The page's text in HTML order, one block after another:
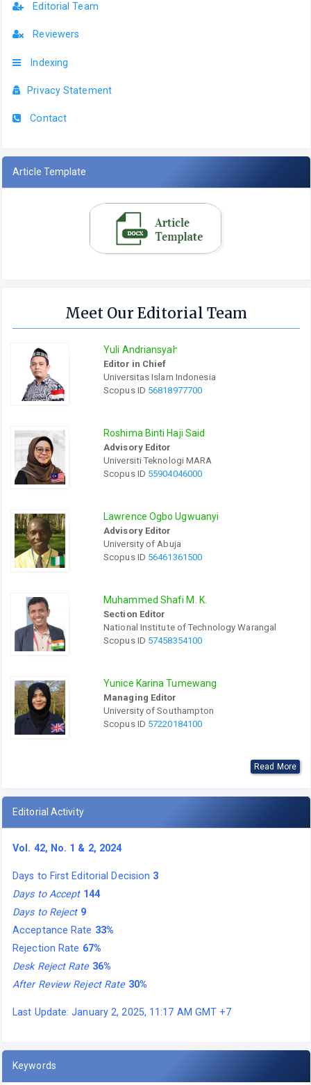
Editorial Team
Reviewers
Indexing
Privacy Statement
Contact
Article Template
Meet Our Editorial Team
Yuli Andriansyah
Editor in Chief
Universitas Islam Indonesia
Scopus ID 56818977700
Roshima Binti Haji Said
Advisory Editor
Universiti Teknologi MARA
Scopus ID 55904046000
Lawrence Ogbo Ugwuanyi
Advisory Editor
University of Abuja
Scopus ID 56461361500
Muhammed Shafi M. K.
Section Editor
National Institute of Technology Warangal
Scopus ID 57458354100
Yunice Karina Tumewang
Managing Editor
University of Southampton
Scopus ID 57220184100
Read More
Editorial Activity
Vol. 42, No. 1 & 2, 2024
Days to First Editorial Decision 3
Days to Accept 144
Days to Reject 9
Acceptance Rate 33%
Rejection Rate 67%
Desk Reject Rate 36%
After Review Reject Rate 30%
Last Update: January 2, 2025, 11:17 AM GMT +7
Keywords